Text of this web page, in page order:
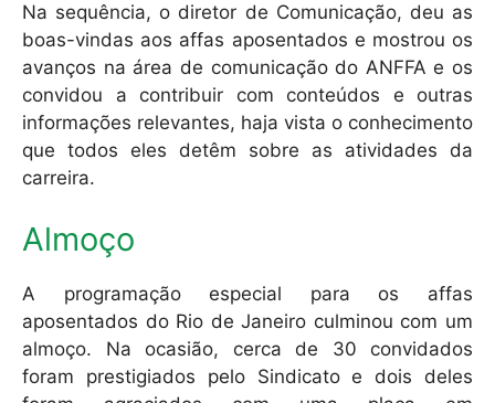
Na sequência, o diretor de Comunicação, deu as
boas-vindas aos affas aposentados e mostrou os
avanços na área de comunicação do ANFFA e os
convidou a contribuir com conteúdos e outras
informações relevantes, haja vista o conhecimento
que todos eles detêm sobre as atividades da
carreira.
Almoço
A programação especial para os affas
aposentados do Rio de Janeiro culminou com um
almoço. Na ocasião, cerca de 30 convidados
foram prestigiados pelo Sindicato e dois deles